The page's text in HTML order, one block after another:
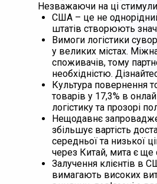
Незважаючи на ці
США – це не
штатів створюють
Вимоги логістики
у великих містах.
споживачів, тому
необхідністю.
Культура повернення
товарів у 17,3% в
логістику та прозорі
Нещодавнє
збільшує вартість
середньої та низької
через Китай, мита є
Залучення клієнтів в
вимагають високих